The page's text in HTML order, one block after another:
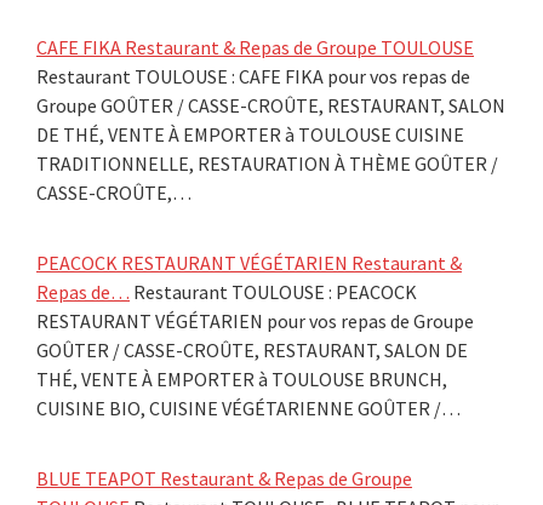
CAFE FIKA Restaurant & Repas de Groupe TOULOUSE
Restaurant TOULOUSE : CAFE FIKA pour vos repas de
Groupe GOÛTER / CASSE-CROÛTE, RESTAURANT, SALON
DE THÉ, VENTE À EMPORTER à TOULOUSE CUISINE
TRADITIONNELLE, RESTAURATION À THÈME GOÛTER /
CASSE-CROÛTE,…
PEACOCK RESTAURANT VÉGÉTARIEN Restaurant &
Repas de… Restaurant TOULOUSE : PEACOCK
RESTAURANT VÉGÉTARIEN pour vos repas de Groupe
GOÛTER / CASSE-CROÛTE, RESTAURANT, SALON DE
THÉ, VENTE À EMPORTER à TOULOUSE BRUNCH,
CUISINE BIO, CUISINE VÉGÉTARIENNE GOÛTER /…
BLUE TEAPOT Restaurant & Repas de Groupe